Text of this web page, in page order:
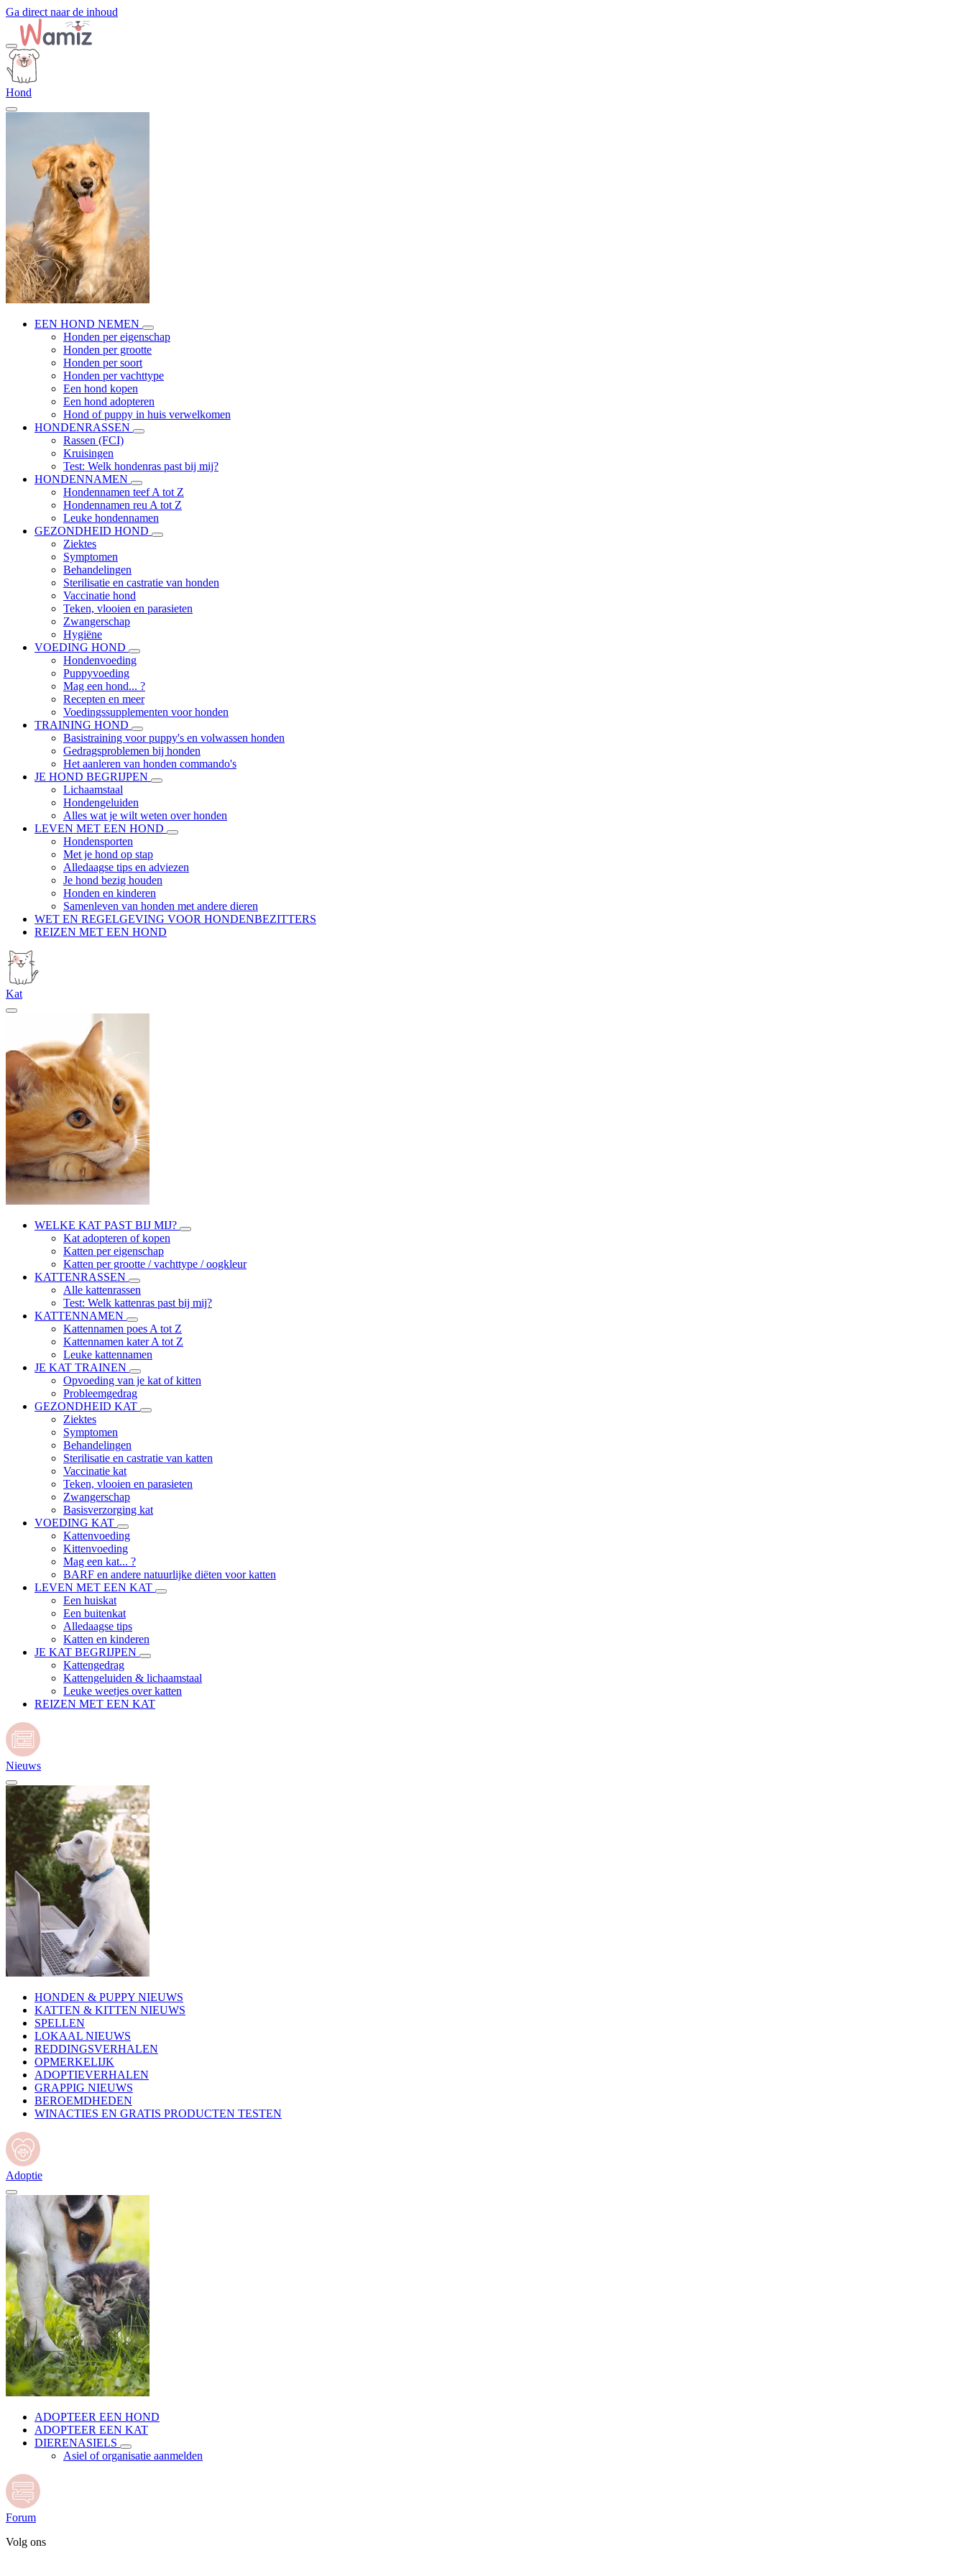
Ga direct naar de inhoud
Hond
EEN HOND NEMEN
Honden per eigenschap
Honden per grootte
Honden per soort
Honden per vachttype
Een hond kopen
Een hond adopteren
Hond of puppy in huis verwelkomen
HONDENRASSEN
Rassen (FCI)
Kruisingen
Test: Welk hondenras past bij mij?
HONDENNAMEN
Hondennamen teef A tot Z
Hondennamen reu A tot Z
Leuke hondennamen
GEZONDHEID HOND
Ziektes
Symptomen
Behandelingen
Sterilisatie en castratie van honden
Vaccinatie hond
Teken, vlooien en parasieten
Zwangerschap
Hygiëne
VOEDING HOND
Hondenvoeding
Puppyvoeding
Mag een hond... ?
Recepten en meer
Voedingssupplementen voor honden
TRAINING HOND
Basistraining voor puppy's en volwassen honden
Gedragsproblemen bij honden
Het aanleren van honden commando's
JE HOND BEGRIJPEN
Lichaamstaal
Hondengeluiden
Alles wat je wilt weten over honden
LEVEN MET EEN HOND
Hondensporten
Met je hond op stap
Alledaagse tips en adviezen
Je hond bezig houden
Honden en kinderen
Samenleven van honden met andere dieren
WET EN REGELGEVING VOOR HONDENBEZITTERS
REIZEN MET EEN HOND
Kat
WELKE KAT PAST BIJ MIJ?
Kat adopteren of kopen
Katten per eigenschap
Katten per grootte / vachttype / oogkleur
KATTENRASSEN
Alle kattenrassen
Test: Welk kattenras past bij mij?
KATTENNAMEN
Kattennamen poes A tot Z
Kattennamen kater A tot Z
Leuke kattennamen
JE KAT TRAINEN
Opvoeding van je kat of kitten
Probleemgedrag
GEZONDHEID KAT
Ziektes
Symptomen
Behandelingen
Sterilisatie en castratie van katten
Vaccinatie kat
Teken, vlooien en parasieten
Zwangerschap
Basisverzorging kat
VOEDING KAT
Kattenvoeding
Kittenvoeding
Mag een kat... ?
BARF en andere natuurlijke diëten voor katten
LEVEN MET EEN KAT
Een huiskat
Een buitenkat
Alledaagse tips
Katten en kinderen
JE KAT BEGRIJPEN
Kattengedrag
Kattengeluiden & lichaamstaal
Leuke weetjes over katten
REIZEN MET EEN KAT
Nieuws
HONDEN & PUPPY NIEUWS
KATTEN & KITTEN NIEUWS
SPELLEN
LOKAAL NIEUWS
REDDINGSVERHALEN
OPMERKELIJK
ADOPTIEVERHALEN
GRAPPIG NIEUWS
BEROEMDHEDEN
WINACTIES EN GRATIS PRODUCTEN TESTEN
Adoptie
ADOPTEER EEN HOND
ADOPTEER EEN KAT
DIERENASIELS
Asiel of organisatie aanmelden
Forum
Volg ons